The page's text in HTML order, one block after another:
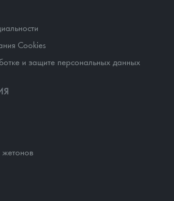
Cookies
и защите персональных данных